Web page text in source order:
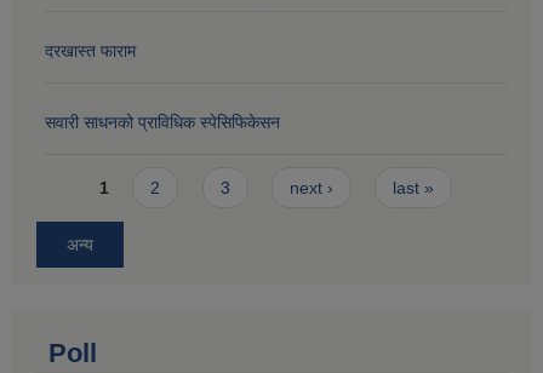
दरखास्त फाराम
सवारी साधनको प्राविधिक स्पेसिफिकेसन
Pages
1 2 3 next › last »
अन्य
Poll